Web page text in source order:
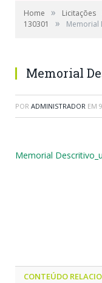
Home » Licitações
130301
» Memorial
Memorial
POR ADMINISTRADOR EM
Memorial
CONTEÚDO